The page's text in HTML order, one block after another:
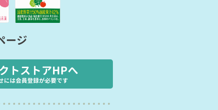
ージ
トストアHPへ
には会員登録が必要です